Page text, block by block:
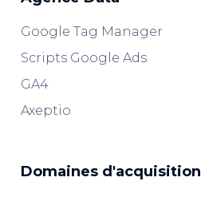
Google Tag Manager
Scripts Google Ads
GA4
Axeptio
Domaines d'acquisition